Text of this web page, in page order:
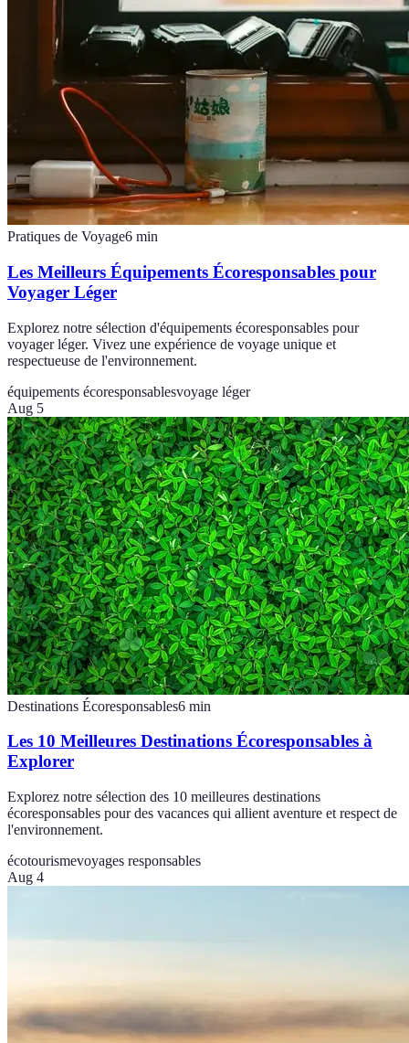
Pratiques de Voyage6 min
Les Meilleurs Équipements Écoresponsables pour
Voyager Léger
Explorez notre sélection d'équipements écoresponsables pour
voyager léger. Vivez une expérience de voyage unique et
respectueuse de l'environnement.
équipements écoresponsablesvoyage léger
Aug 5
Destinations Écoresponsables6 min
Les 10 Meilleures Destinations Écoresponsables à
Explorer
Explorez notre sélection des 10 meilleures destinations
écoresponsables pour des vacances qui allient aventure et respect de
l'environnement.
écotourismevoyages responsables
Aug 4